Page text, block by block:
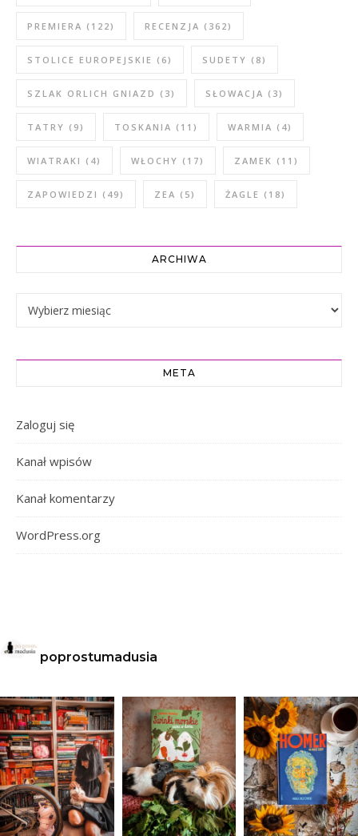
PREMIERA (122) RECENZJA (362)
STOLICE EUROPEJSKIE (6) SUDETY (8)
SZLAK ORLICH GNIAZD (3) SŁOWACJA (3)
TATRY (9) TOSKANIA (11) WARMIA (4)
WIATRAKI (4) WŁOCHY (17) ZAMEK (11)
ZAPOWIEDZI (49) ZEA (5) ŻAGLE (18)
ARCHIWA
Archiwa
META
Zaloguj się
Kanał wpisów
Kanał komentarzy
WordPress.org
poprostumadusia